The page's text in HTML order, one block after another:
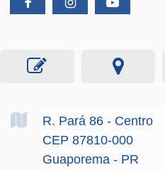
R. Pará 86 - Centro
CEP 87810-000
Guaporema - PR